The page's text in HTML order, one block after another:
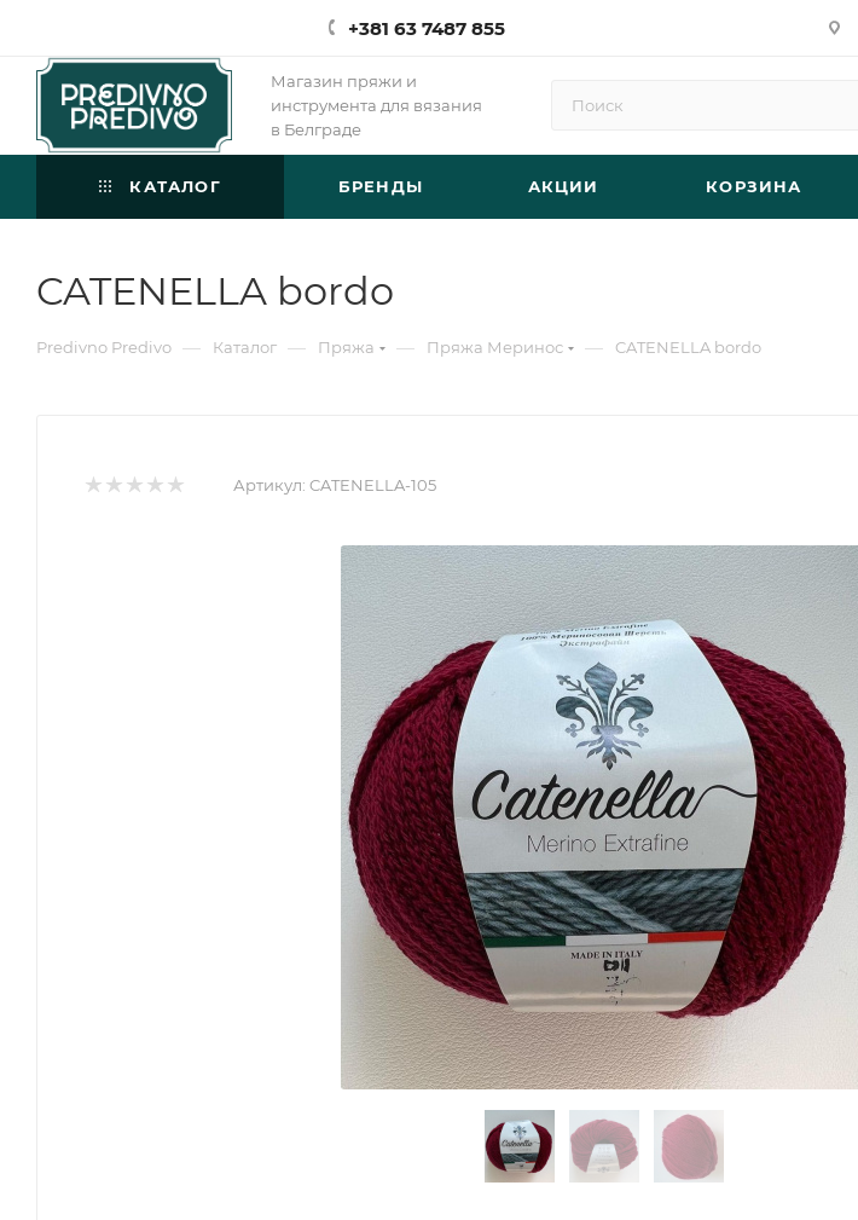
+381 63 7487 855
Магазин пряжи и
инструмента для вязания
в Белграде
КАТАЛОГ БРЕНДЫ АКЦИИ КОРЗИНА
CATENELLA bordo
Predivno Predivo — Каталог — Пряжа — Пряжа Меринос — CATENELLA bordo
Артикул: CATENELLA-105